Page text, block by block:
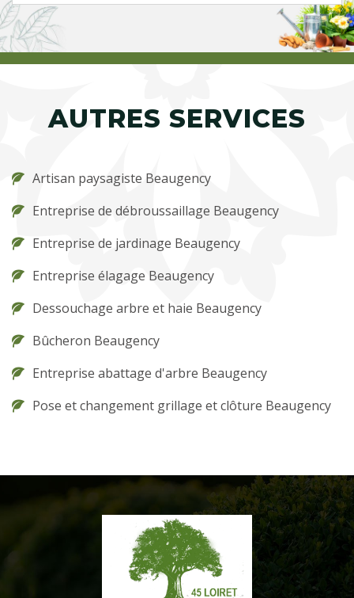
AUTRES SERVICES
Artisan paysagiste Beaugency
Entreprise de débroussaillage Beaugency
Entreprise de jardinage Beaugency
Entreprise élagage Beaugency
Dessouchage arbre et haie Beaugency
Bûcheron Beaugency
Entreprise abattage d'arbre Beaugency
Pose et changement grillage et clôture Beaugency